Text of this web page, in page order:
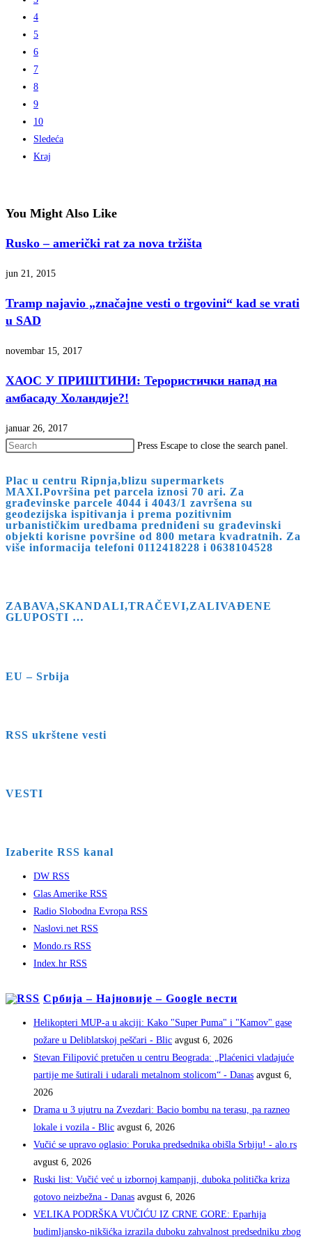
4
5
6
7
8
9
10
Sledeća
Kraj
You Might Also Like
Rusko – američki rat za nova tržišta
jun 21, 2015
Tramp najavio „značajne vesti o trgovini“ kad se vrati
u SAD
novembar 15, 2017
ХАОС У ПРИШТИНИ: Терористички напад на
амбасаду Холандије?!
januar 26, 2017
Press Escape to close the search panel.
Plac u centru Ripnja,blizu supermarkets
MAXI.Površina pet parcela iznosi 70 ari. Za
građevinske parcele 4044 i 4043/1 završena su
geodezijska ispitivanja i prema pozitivnim
urbanističkim uredbama predniđeni su građevinski
objekti korisne površine od 800 metara kvadratnih. Za
više informacija telefoni 0112418228 i 0638104528
ZABAVA,SKANDALI,TRAČEVI,ZALIVAĐENE
GLUPOSTI …
EU – Srbija
RSS ukrštene vesti
VESTI
Izaberite RSS kanal
DW RSS
Glas Amerike RSS
Radio Slobodna Evropa RSS
Naslovi.net RSS
Mondo.rs RSS
Index.hr RSS
Србија – Најновије – Google вести
Helikopteri MUP-a u akciji: Kako "Super Puma" i "Kamov" gase
požare u Deliblatskoj peščari - Blic avgust 6, 2026
Stevan Filipović pretučen u centru Beograda: „Plaćenici vladajuće
partije me šutirali i udarali metalnom stolicom“ - Danas avgust 6,
2026
Drama u 3 ujutru na Zvezdari: Bacio bombu na terasu, pa razneo
lokale i vozila - Blic avgust 6, 2026
Vučić se upravo oglasio: Poruka predsednika obišla Srbiju! - alo.rs
avgust 6, 2026
Ruski list: Vučić već u izbornoj kampanji, duboka politička kriza
gotovo neizbežna - Danas avgust 6, 2026
VELIKA PODRŠKA VUČIĆU IZ CRNE GORE: Eparhija
budimljansko-nikšićka izrazila duboku zahvalnost predsedniku zbog